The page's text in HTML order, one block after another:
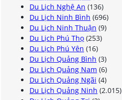
Du Lịch Nghệ An (136)
Du Lịch Ninh Bình (696)
Du Lịch Ninh Thuận (9)
Du Lịch Phú Thọ (253)
Du Lịch Phú Yên (16)
Du Lịch Quảng Bình (3)
Du Lịch Quảng Nam (6)
Du Lịch Quảng Ngãi (4)
Du Lịch Quảng Ninh (2.015)